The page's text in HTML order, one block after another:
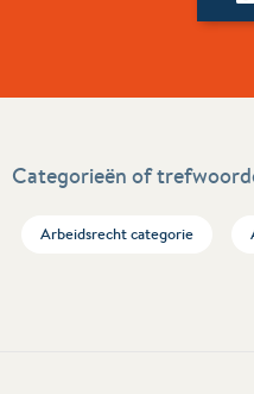
Categorieën of
Arbeidsrecht categorie